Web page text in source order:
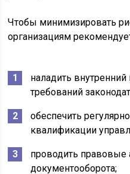
Чтобы минимизировать
организациям
наладить
требований
обеспечить
квалификации
проводить правовые
документооборота;